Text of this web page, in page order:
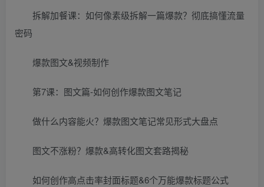
拆解加餐课：如何像素级拆解一篇爆款？彻底搞懂流量
密码
爆款图文&视频制作
第7课：图文篇-如何创作爆款图文笔记
做什么内容能火？爆款图文笔记常见形式大盘点
图文不涨粉？爆款&高转化图文套路揭秘
如何创作高点击率封面标题&6个万能爆款标题公式